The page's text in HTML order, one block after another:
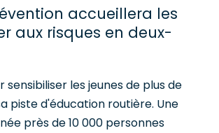
accueillera les
aux risques en deux-
sensibiliser les jeunes de plus de
piste d'éducation routière. Une
près de 10 000 personnes